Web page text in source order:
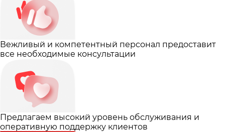
Вежливый и компетентный персонал предоставит
все необходимые консультации
Предлагаем высокий уровень обслуживания и
оперативную поддержку клиентов